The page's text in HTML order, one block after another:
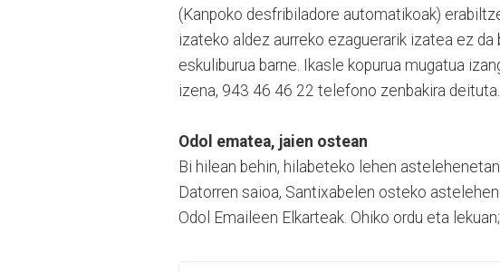
(Kanpoko desfribiladore automatikoak)
izateko aldez aurreko ezaguerarik izatea ez
eskuliburua barne. Ikasle kopurua mugatua
izena, 943 46 46 22 telefono zenbakira deituta.
Odol ematea, jaien ostean
Bi hilean behin, hilabeteko lehen
Datorren saioa, Santixabelen osteko
Odol Emaileen Elkarteak. Ohiko ordu eta